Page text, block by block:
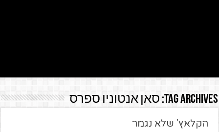
Tag Archives: סאן אנטוניו ספרס
הקלאץ' שלא נגמר